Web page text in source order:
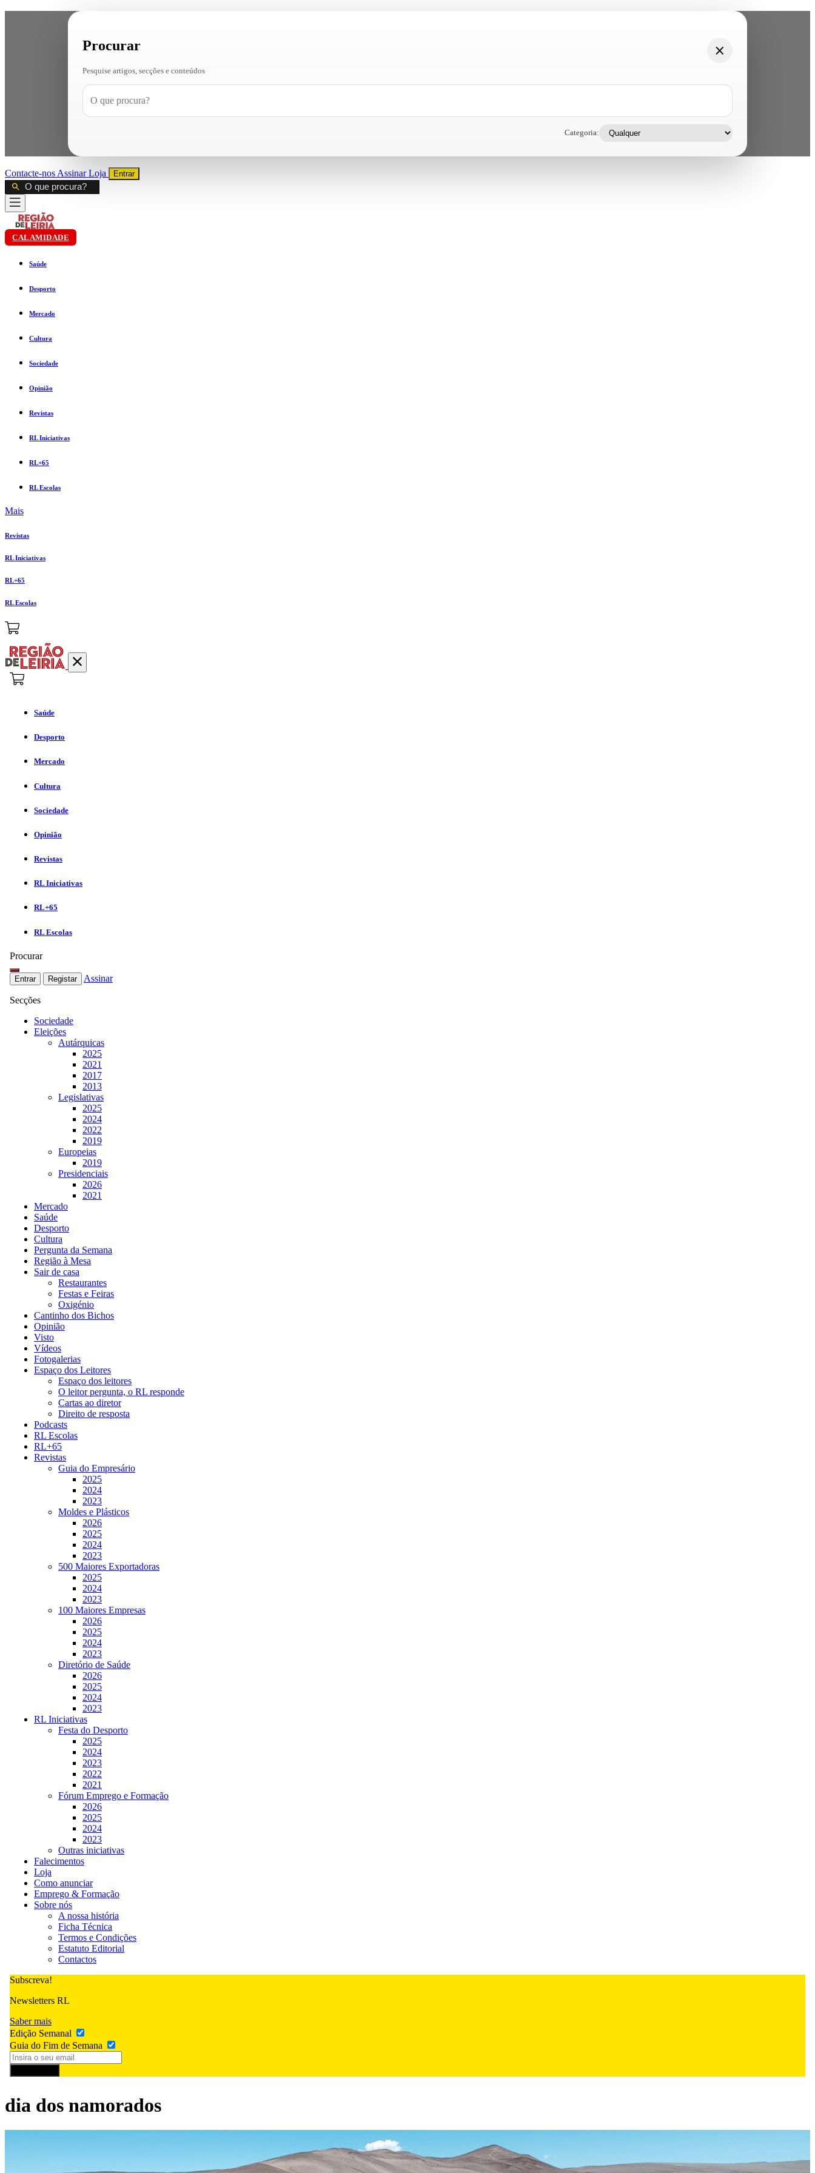
Procurar
Pesquise artigos, secções e conteúdos
Categoria:
Contacte-nos AssinarLoja Entrar
CALAMIDADE
Saúde
Desporto
Mercado
Cultura
Sociedade
Opinião
Revistas
RL Iniciativas
RL+65
RL Escolas
Mais
Revistas
RL Iniciativas
RL+65
RL Escolas
Saúde
Desporto
Mercado
Cultura
Sociedade
Opinião
Revistas
RL Iniciativas
RL+65
RL Escolas
Procurar
Entrar Registar Assinar
Secções
Sociedade
Eleições
Autárquicas
2025
2021
2017
2013
Legislativas
2025
2024
2022
2019
Europeias
2019
Presidenciais
2026
2021
Mercado
Saúde
Desporto
Cultura
Pergunta da Semana
Região à Mesa
Sair de casa
Restaurantes
Festas e Feiras
Oxigénio
Cantinho dos Bichos
Opinião
Visto
Vídeos
Fotogalerias
Espaço dos Leitores
Espaço dos leitores
O leitor pergunta, o RL responde
Cartas ao diretor
Direito de resposta
Podcasts
RL Escolas
RL+65
Revistas
Guia do Empresário
2025
2024
2023
Moldes e Plásticos
2026
2025
2024
2023
500 Maiores Exportadoras
2025
2024
2023
100 Maiores Empresas
2026
2025
2024
2023
Diretório de Saúde
2026
2025
2024
2023
RL Iniciativas
Festa do Desporto
2025
2024
2023
2022
2021
Fórum Emprego e Formação
2026
2025
2024
2023
Outras iniciativas
Falecimentos
Loja
Como anunciar
Emprego & Formação
Sobre nós
A nossa história
Ficha Técnica
Termos e Condições
Estatuto Editorial
Contactos
Subscreva!
Newsletters RL
Saber mais
Edição Semanal
Guia do Fim de Semana
dia dos namorados